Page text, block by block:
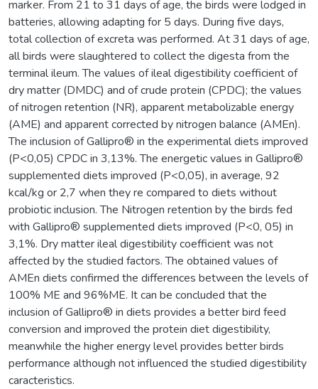
marker. From 21 to 31 days of age, the birds were lodged in
batteries, allowing adapting for 5 days. During five days,
total collection of excreta was performed. At 31 days of age,
all birds were slaughtered to collect the digesta from the
terminal ileum. The values of ileal digestibility coefficient of
dry matter (DMDC) and of crude protein (CPDC); the values
of nitrogen retention (NR), apparent metabolizable energy
(AME) and apparent corrected by nitrogen balance (AMEn).
The inclusion of Gallipro® in the experimental diets improved
(P<0,05) CPDC in 3,13%. The energetic values in Gallipro®
supplemented diets improved (P<0,05), in average, 92
kcal/kg or 2,7 when they re compared to diets without
probiotic inclusion. The Nitrogen retention by the birds fed
with Gallipro® supplemented diets improved (P<0, 05) in
3,1%. Dry matter ileal digestibility coefficient was not
affected by the studied factors. The obtained values of
AMEn diets confirmed the differences between the levels of
100% ME and 96%ME. It can be concluded that the
inclusion of Gallipro® in diets provides a better bird feed
conversion and improved the protein diet digestibility,
meanwhile the higher energy level provides better birds
performance although not influenced the studied digestibility
caracteristics.